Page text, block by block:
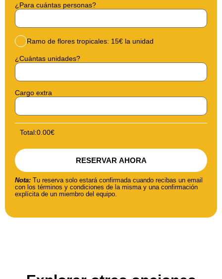
¿Para cuántas personas?
Ramo de flores tropicales: 15€ la unidad
¿Cuántas unidades?
Cargo extra
Total:0.00€
RESERVAR AHORA
Nota: Tu reserva solo estará confirmada cuando recibas un email
con los términos y condiciones de la misma y una confirmación
explícita de un miembro del equipo.